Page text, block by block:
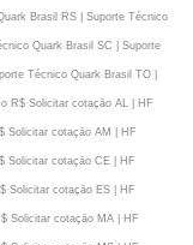
Brasil RS | Suporte Técnico
Quark Brasil SC | Suporte
Técnico Quark Brasil TO |
R$ Solicitar cotaçāo AL | HF
Solicitar cotaçāo AM | HF
Solicitar cotaçāo CE | HF
Solicitar cotaçāo ES | HF
Solicitar cotaçāo MA | HF